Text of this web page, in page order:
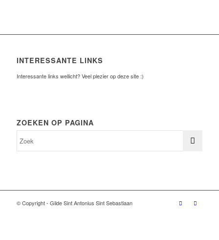
INTERESSANTE LINKS
Interessante links wellicht? Veel plezier op deze site :)
ZOEKEN OP PAGINA
© Copyright - Gilde Sint Antonius Sint Sebastiaan